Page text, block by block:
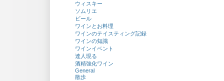
ウィスキー
ソムリエ
ビール
ワインとお料理
ワインのテイスティング記録
ワインの知識
ワインイベント
達人現る
酒精強化ワイン
General
散歩